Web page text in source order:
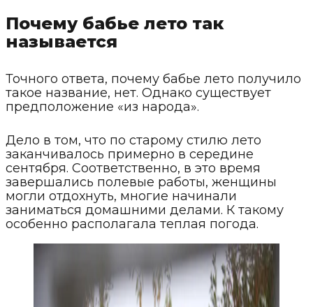
Почему бабье лето так
называется
Точного ответа, почему бабье лето получило
такое название, нет. Однако существует
предположение «из народа».
Дело в том, что по старому стилю лето
заканчивалось примерно в середине
сентября. Соответственно, в это время
завершались полевые работы, женщины
могли отдохнуть, многие начинали
заниматься домашними делами. К такому
особенно располагала теплая погода.